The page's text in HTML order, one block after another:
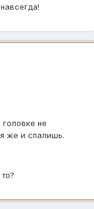
не
же и спалишь.